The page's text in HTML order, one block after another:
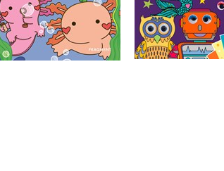
Do košíku
229 Kč
183 Kč
Do košíku
239 Kč